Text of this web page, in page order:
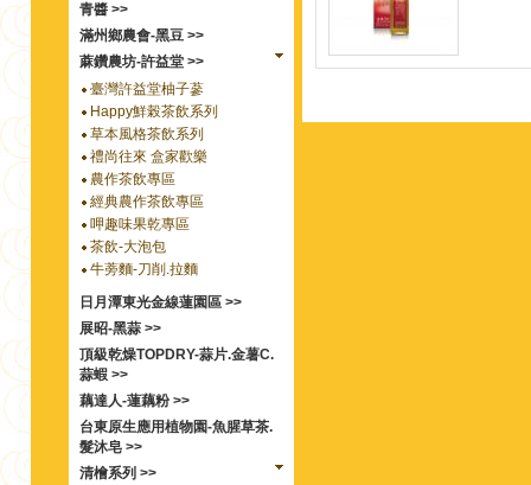
青醬 >>
滿州鄉農會-黑豆 >>
蔴鑽農坊-許益堂 >>
臺灣許益堂柚子蔘
Happy鮮榖茶飲系列
草本風格茶飲系列
禮尚往來 盒家歡樂
農作茶飲專區
經典農作茶飲專區
呷趣味果乾專區
茶飲-大泡包
牛蒡麵-刀削.拉麵
日月潭東光金線蓮園區 >>
展昭-黑蒜 >>
頂級乾燥TOPDRY-蒜片.金薯C.
蒜蝦 >>
藕達人-蓮藕粉 >>
台東原生應用植物園-魚腥草茶.
髮沐皂 >>
清檜系列 >>